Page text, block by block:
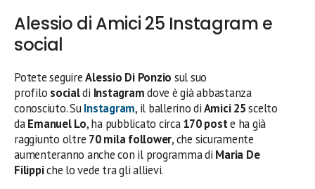
Alessio di Amici 25 Instagram e
social
Potete seguireAlessio Di Ponzio sul suo
profilo socialdi Instagramdove è già abbastanza
conosciuto. SuInstagram, il ballerino diAmici 25scelto
daEmanuel Lo, ha pubblicato circa170 poste ha già
raggiunto oltre 70 mila follower, che sicuramente
aumenteranno anche con il programma di Maria De
Filippiche lo vede tra gli allievi.